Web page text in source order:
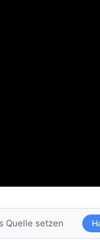
Quelle setzen